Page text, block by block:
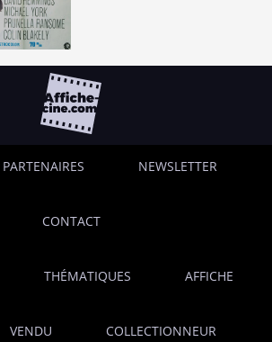
PARTENAIRES NEWSLETTER
CONTACT
THÉMATIQUES AFFICHE
VENDU COLLECTIONNEUR